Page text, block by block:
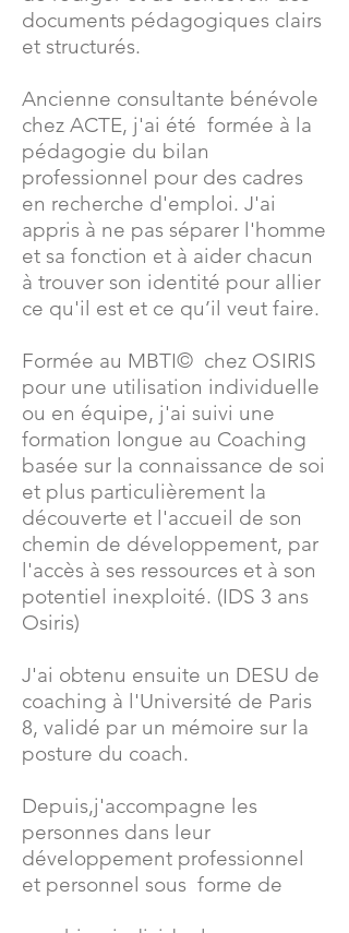
documents pédagogiques clairs
et structurés.
Ancienne consultante bénévole
chez ACTE, j'ai été formée à la
pédagogie du bilan
professionnel pour des cadres
en recherche d'emploi. J'ai
appris à ne pas séparer l'homme
et sa fonction et à aider chacun
à trouver son identité pour allier
ce qu'il est et ce qu’il veut faire.
Formée au MBTI© chez OSIRIS
pour une utilisation individuelle
ou en équipe, j'ai suivi une
formation longue au Coaching
basée sur la connaissance de soi
et plus particulièrement la
découverte et l'accueil de son
chemin de développement, par
l'accès à ses ressources et à son
potentiel inexploité. (IDS 3 ans
Osiris)
J'ai obtenu ensuite un DESU de
coaching à l'Université de Paris
8, validé par un mémoire sur la
posture du coach.
Depuis,j'accompagne les
personnes dans leur
développement professionnel
et personnel sous forme de